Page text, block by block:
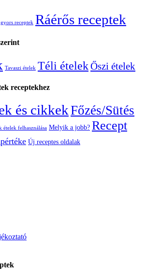
receptek Ráérős receptek
Tavaszi ételek Téli ételekŐszi ételek
receptekhez
és cikkekFőzés/Sütés
ételek felhasználása Melyik a jobb? Recept
Új receptes oldalak